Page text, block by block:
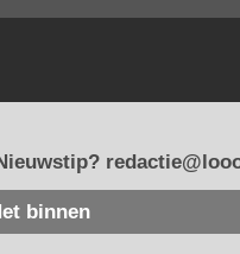
binnen